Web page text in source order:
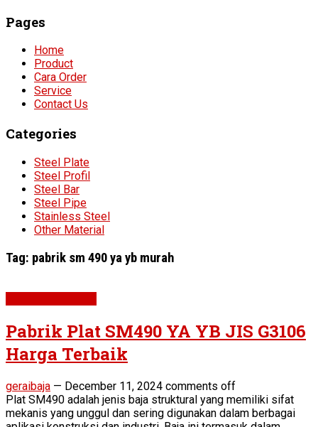
Pages
Home
Product
Cara Order
Service
Contact Us
Categories
Steel Plate
Steel Profil
Steel Bar
Steel Pipe
Stainless Steel
Other Material
Tag: pabrik sm 490 ya yb murah
Pabrik Plat SM490 YA YB JIS G3106
Harga Terbaik
geraibaja — December 11, 2024 comments off
Plat SM490 adalah jenis baja struktural yang memiliki sifat
mekanis yang unggul dan sering digunakan dalam berbagai